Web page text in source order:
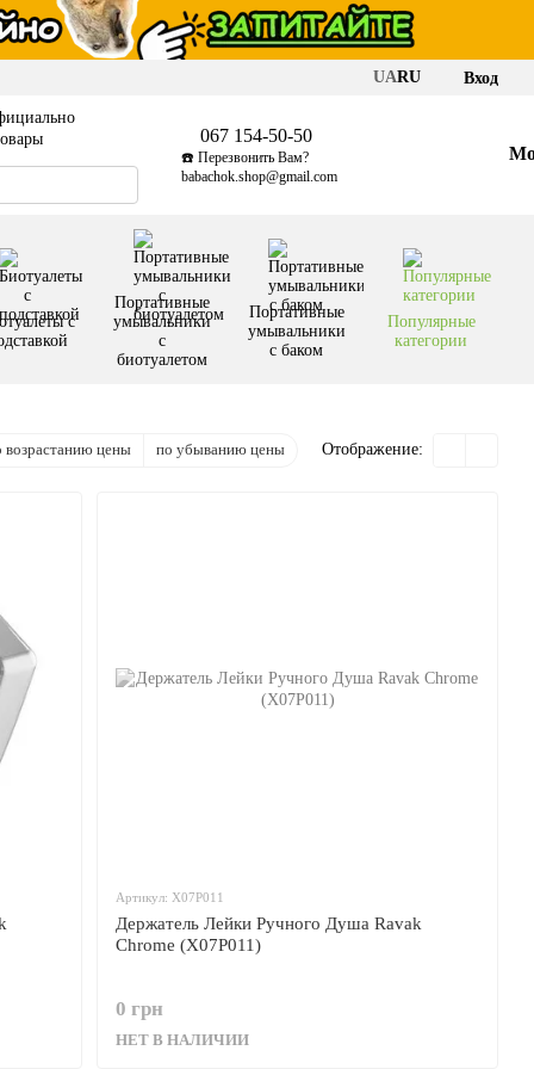
UARU Вход
067 154-50-50
☎️ Перезвонить Вам?
babachok.shop@gmail.com
с
Портативные
умывальники
с
биотуалетом
Портативные
умывальники
с баком
Популярные
категории
возрастанию цены по убыванию цены Отображение:
Артикул: X07P011
Держатель Лейки Ручного Душа Ravak
Chrome (X07P011)
0 грн
НЕТ В НАЛИЧИИ